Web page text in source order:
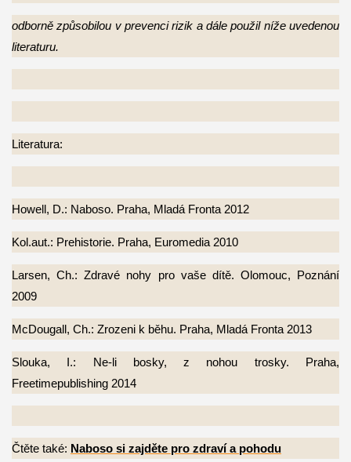
odborně způsobilou v prevenci rizik a dále použil níže uvedenou
literaturu.
Literatura:
Howell, D.: Naboso. Praha, Mladá Fronta 2012
Kol.aut.: Prehistorie. Praha, Euromedia 2010
Larsen, Ch.: Zdravé nohy pro vaše dítě. Olomouc, Poznání
2009
McDougall, Ch.: Zrozeni k běhu. Praha, Mladá Fronta 2013
Slouka, I.: Ne-li bosky, z nohou trosky. Praha,
Freetimepublishing 2014
Čtěte také: Naboso si zajděte pro zdraví a pohodu